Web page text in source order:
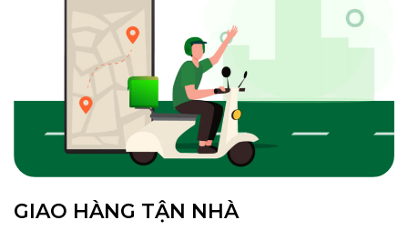
GIAO HÀNG TẬN NHÀ